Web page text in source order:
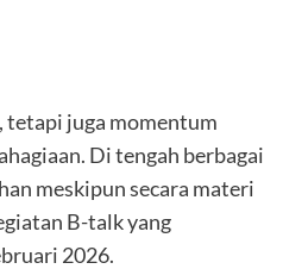
tetapi juga momentum
Di tengah berbagai
meskipun secara materi
B-talk yang
2026.